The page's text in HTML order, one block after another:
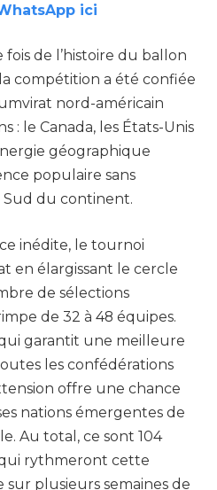
ici
de l’histoire du ballon
compétition a été confiée
nord-américain
: le Canada, les États-Unis
géographique
populaire sans
du continent.
inédite, le tournoi
en élargissant le cercle
de sélections
de 32 à 48 équipes.
garantit une meilleure
les confédérations
offre une chance
nations émergentes de
Au total, ce sont 104
rythmeront cette
sur plusieurs semaines de